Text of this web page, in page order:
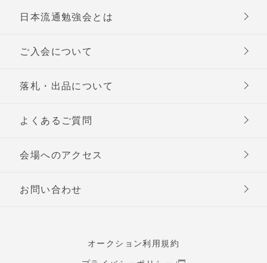
日本流通勉強会とは
ご入会について
落札・出品について
よくあるご質問
会場へのアクセス
お問い合わせ
オークション利用規約